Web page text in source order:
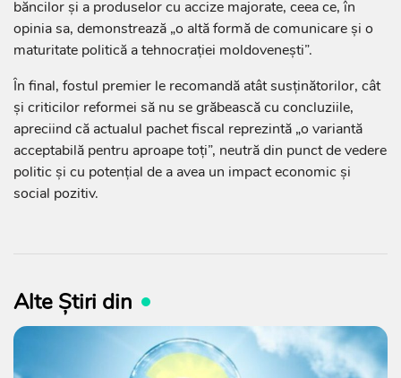
băncilor și a produselor cu accize majorate, ceea ce, în
opinia sa, demonstrează „o altă formă de comunicare și o
maturitate politică a tehnocrației moldovenești”.
În final, fostul premier le recomandă atât susținătorilor, cât
și criticilor reformei să nu se grăbească cu concluziile,
apreciind că actualul pachet fiscal reprezintă „o variantă
acceptabilă pentru aproape toți”, neutră din punct de vedere
politic și cu potențial de a avea un impact economic și
social pozitiv.
Alte Știri din